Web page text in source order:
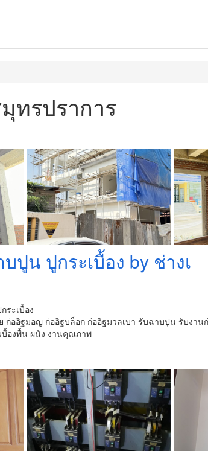
ทรปราการ
ปูน ปูกระเบื้อง by ช่างเ
ระเบื้อง
ออิฐมอญ ก่ออิฐบล็อก ก่ออิฐมวลเบา รับฉาบปูน รับงาน
บื้องพื้น ผนัง งานคุณภาพ